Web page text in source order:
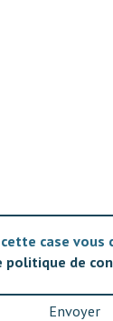
cette case
politique de
Envoyer